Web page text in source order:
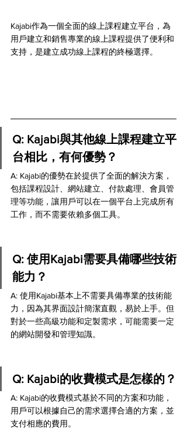
Kajabi作為一個全面的線上課程建立平台，為
用戶建立和銷售專業的線上課程提供了便利和
支持，是建立成功線上課程的終極選擇。
Q: Kajabi與其他線上課程建立平
台相比，有何優勢？
A: Kajabi的優勢在於提供了全面的解決方案，
包括課程設計、網站建立、付款處理、會員管
理等功能，讓用戶可以在一個平台上完成所有
工作，而不需要依賴多個工具。
Q: 使用Kajabi需要具備哪些技術
能力？
A: 使用Kajabi基本上不需要具備專業的技術能
力，因為其界面設計簡潔直觀，易於上手。但
對於一些高級功能和定製需求，可能需要一定
的網站開發和管理知識。
Q: Kajabi的收費模式是怎樣的？
A: Kajabi的收費模式基於不同的方案和功能，
用戶可以根據自己的需求選擇合適的方案，並
支付相應的費用。